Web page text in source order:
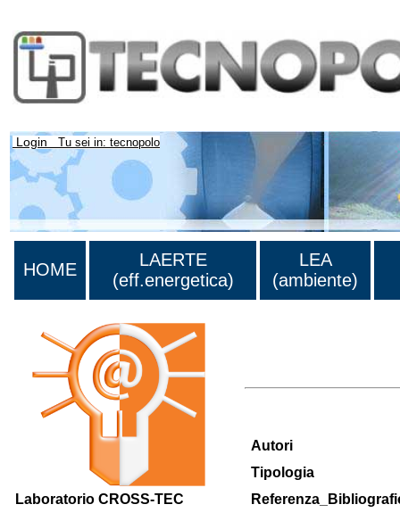
Login Tu sei in: tecnopolo
HOME
LAERTE
(eff.energetica)
LEA
(ambiente)
Laboratorio CROSS-TEC
Autori
Tipologia